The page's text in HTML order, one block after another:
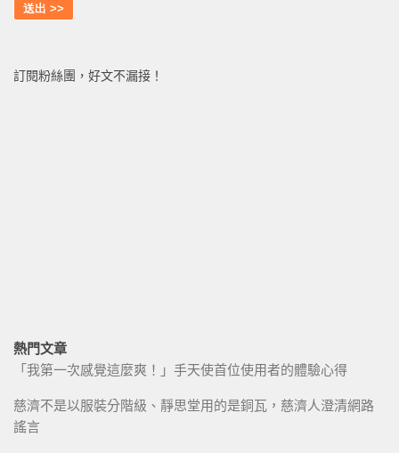
訂閱粉絲團，好文不漏接！
熱門文章
「我第一次感覺這麼爽！」手天使首位使用者的體驗心得
慈濟不是以服裝分階級、靜思堂用的是銅瓦，慈濟人澄清網路
謠言